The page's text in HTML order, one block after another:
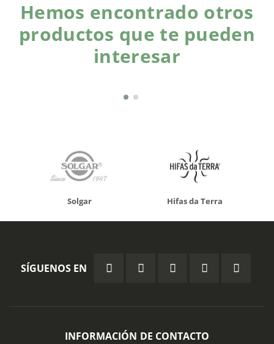
Hemos encontrado otros
productos que te pueden
interesar
Solgar Hifas da Terra
SÍGUENOS EN
INFORMACIÓN DE CONTACTO